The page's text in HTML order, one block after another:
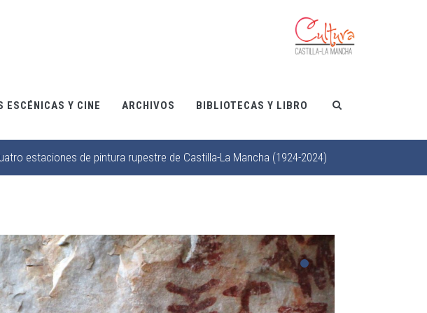
ESCÉNICAS Y CINE ARCHIVOS BIBLIOTECAS Y LIBRO
estaciones de pintura rupestre de Castilla-La Mancha (1924-2024)